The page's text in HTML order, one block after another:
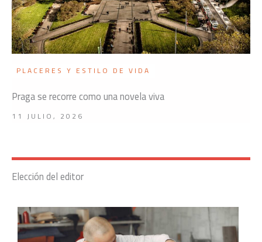
PLACERES Y ESTILO DE VIDA
Praga se recorre como una novela viva
11 JULIO, 2026
Elección del editor